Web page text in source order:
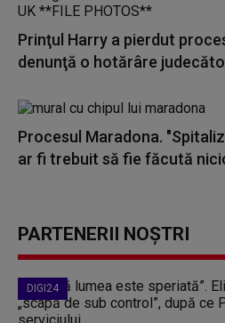
Prinţul Harry a pierdut
denunţă o hotărâre
Procesul Maradona.
ar fi trebuit să fie făcută
PARTENERII NOȘTRI
DIGI24